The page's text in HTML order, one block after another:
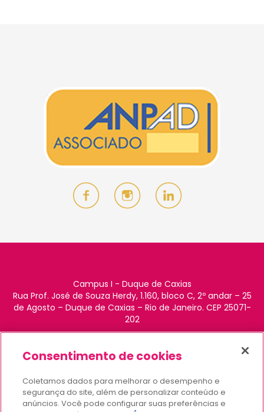
Campus I - Duque de Caxias
Rua Prof. José de Souza Herdy, 1.160, bloco C, 2º andar – 25
de Agosto – Duque de Caxias – Rio de Janeiro. CEP 25071-
202
Fabiano Luiz Heggendorn
posodonto@unigranrio.com.br /
fabiano.heggendorn@unigranrio.edu.br
Consentimento de cookies
Coletamos dados para melhorar o desempenho e
segurança do site, além de personalizar conteúdo e
anúncios. Você pode configurar suas preferências e